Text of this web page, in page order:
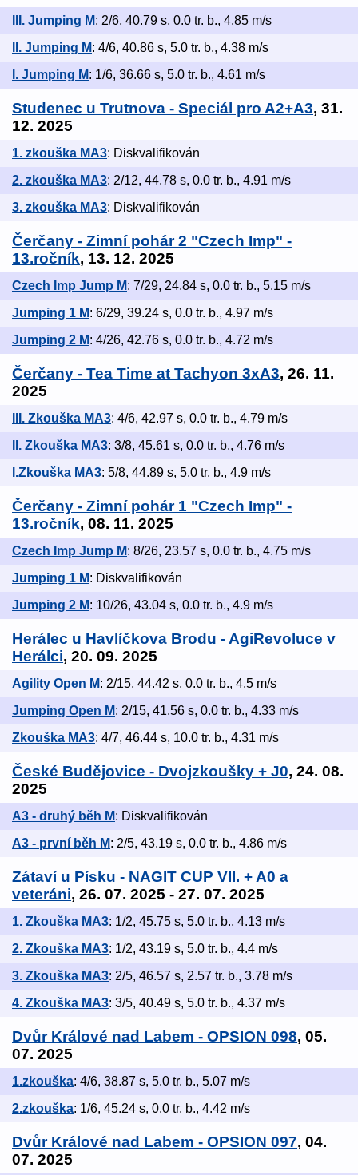
III. Jumping M: 2/6, 40.79 s, 0.0 tr. b., 4.85 m/s
II. Jumping M: 4/6, 40.86 s, 5.0 tr. b., 4.38 m/s
I. Jumping M: 1/6, 36.66 s, 5.0 tr. b., 4.61 m/s
Studenec u Trutnova - Speciál pro A2+A3, 31.
12. 2025
1. zkouška MA3: Diskvalifikován
2. zkouška MA3: 2/12, 44.78 s, 0.0 tr. b., 4.91 m/s
3. zkouška MA3: Diskvalifikován
Čerčany - Zimní pohár 2 "Czech Imp" -
13.ročník, 13. 12. 2025
Czech Imp Jump M: 7/29, 24.84 s, 0.0 tr. b., 5.15 m/s
Jumping 1 M: 6/29, 39.24 s, 0.0 tr. b., 4.97 m/s
Jumping 2 M: 4/26, 42.76 s, 0.0 tr. b., 4.72 m/s
Čerčany - Tea Time at Tachyon 3xA3, 26. 11.
2025
III. Zkouška MA3: 4/6, 42.97 s, 0.0 tr. b., 4.79 m/s
II. Zkouška MA3: 3/8, 45.61 s, 0.0 tr. b., 4.76 m/s
I.Zkouška MA3: 5/8, 44.89 s, 5.0 tr. b., 4.9 m/s
Čerčany - Zimní pohár 1 "Czech Imp" -
13.ročník, 08. 11. 2025
Czech Imp Jump M: 8/26, 23.57 s, 0.0 tr. b., 4.75 m/s
Jumping 1 M: Diskvalifikován
Jumping 2 M: 10/26, 43.04 s, 0.0 tr. b., 4.9 m/s
Herálec u Havlíčkova Brodu - AgiRevoluce v
Herálci, 20. 09. 2025
Agility Open M: 2/15, 44.42 s, 0.0 tr. b., 4.5 m/s
Jumping Open M: 2/15, 41.56 s, 0.0 tr. b., 4.33 m/s
Zkouška MA3: 4/7, 46.44 s, 10.0 tr. b., 4.31 m/s
České Budějovice - Dvojzkoušky + J0, 24. 08.
2025
A3 - druhý běh M: Diskvalifikován
A3 - první běh M: 2/5, 43.19 s, 0.0 tr. b., 4.86 m/s
Zátaví u Písku - NAGIT CUP VII. + A0 a
veteráni, 26. 07. 2025 - 27. 07. 2025
1. Zkouška MA3: 1/2, 45.75 s, 5.0 tr. b., 4.13 m/s
2. Zkouška MA3: 1/2, 43.19 s, 5.0 tr. b., 4.4 m/s
3. Zkouška MA3: 2/5, 46.57 s, 2.57 tr. b., 3.78 m/s
4. Zkouška MA3: 3/5, 40.49 s, 5.0 tr. b., 4.37 m/s
Dvůr Králové nad Labem - OPSION 098, 05.
07. 2025
1.zkouška: 4/6, 38.87 s, 5.0 tr. b., 5.07 m/s
2.zkouška: 1/6, 45.24 s, 0.0 tr. b., 4.42 m/s
Dvůr Králové nad Labem - OPSION 097, 04.
07. 2025